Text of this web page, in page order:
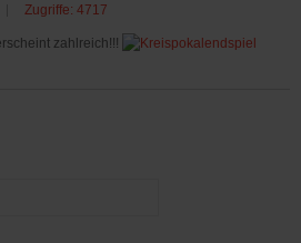
Zugriffe: 4717
zahlreich!!!